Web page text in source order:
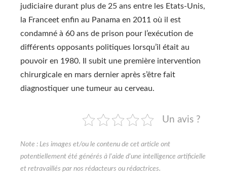
judiciaire durant plus de 25 ans entre les Etats-Unis,
la Franceet enfin au Panama en 2011 où il est
condamné à 60 ans de prison pour l’exécution de
différents opposants politiques lorsqu’il était au
pouvoir en 1980. Il subit une première intervention
chirurgicale en mars dernier après s’être fait
diagnostiquer une tumeur au cerveau.
Un avis ?